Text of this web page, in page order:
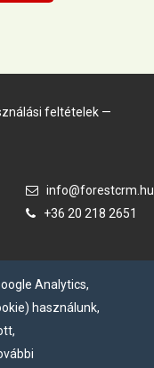
Analytics,
használunk,
feltételek —
info@forestcrm.hu
+36 20 218 2651